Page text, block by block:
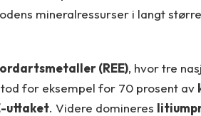
mineralressurser i langt
(REE), hvor tre
for eksempel for 70 prosent av
uttaket. Videre domineres